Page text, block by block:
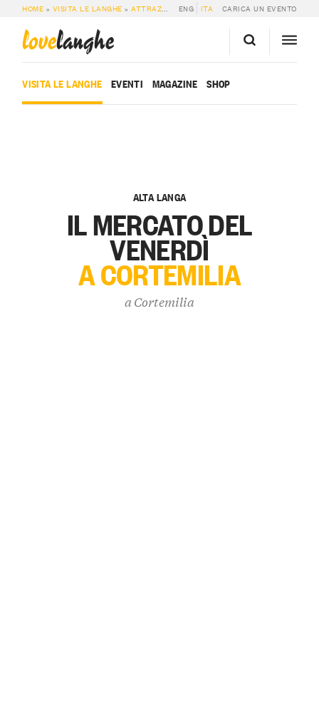
HOME » VISITA LE LANGHE »ATTRAZIONI »IL MERCATO DEL VENERDÌ A
ENG ITA CARICA UN EVENTO
lovelanghe
VISITA LE LANGHE EVENTI MAGAZINE SHOP
ALTA LANGA
IL MERCATO DEL
VENERDÌ
A CORTEMILIA
a Cortemilia